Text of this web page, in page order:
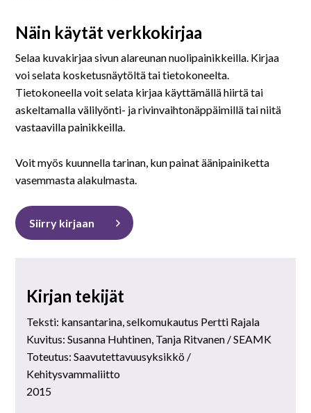
Saavutettavuus
På svenska
In English
Näin käytät verkkokirjaa
Selaa kuvakirjaa sivun alareunan nuolipainikkeilla. Kirjaa
voi selata kosketusnäytöltä tai tietokoneelta.
Tietokoneella voit selata kirjaa käyttämällä hiirtä tai
askeltamalla välilyönti- ja rivinvaihtonäppäimillä tai niitä
vastaavilla painikkeilla.
Voit myös kuunnella tarinan, kun painat äänipainiketta
vasemmasta alakulmasta.
Siirry kirjaan
Kirjan tekijät
Teksti: kansantarina, selkomukautus Pertti Rajala
Kuvitus: Susanna Huhtinen, Tanja Ritvanen / SEAMK
Toteutus: Saavutettavuusyksikkö /
Kehitysvammaliitto
2015